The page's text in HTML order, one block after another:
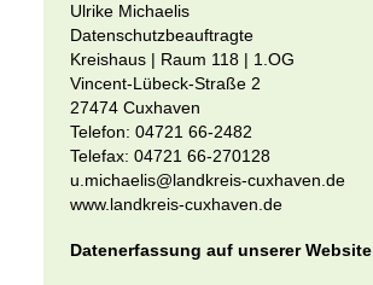
Ulrike Michaelis
Datenschutzbeauftragte
Kreishaus | Raum 118 | 1.OG
Vincent-Lübeck-Straße 2
27474 Cuxhaven
Telefon: 04721 66-2482
Telefax: 04721 66-270128
u.michaelis@landkreis-cuxhaven.de
www.landkreis-cuxhaven.de
Datenerfassung auf unserer Website